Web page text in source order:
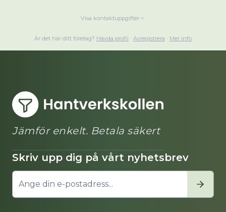
Visa kontaktuppgifter
Är det här ditt företag? Hävda profil · Avregistrera · Mer info
Jämför enkelt. Betala säkert
Skriv upp dig på vårt nyhetsbrev